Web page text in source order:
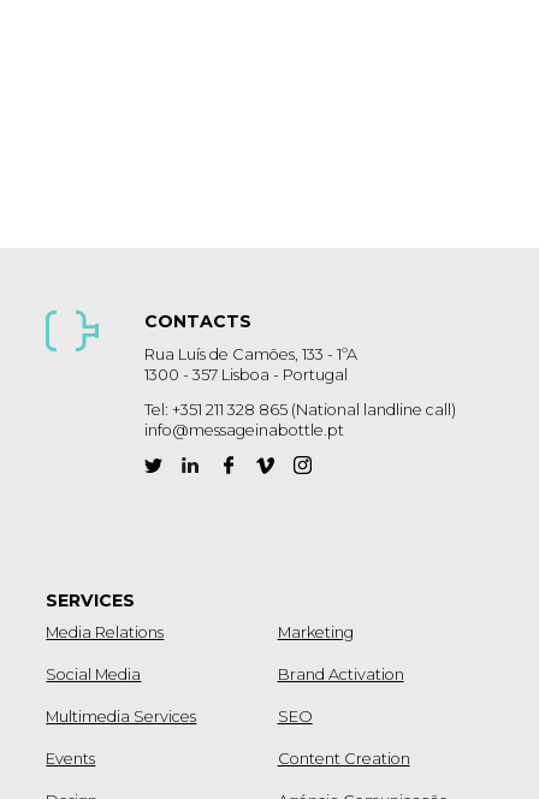
CONTACTS
Rua Luís de Camões, 133 - 1ºA
1300 - 357 Lisboa - Portugal
Tel: +351 211 328 865 (National landline call)
info@messageinabottle.pt
SERVICES
Media Relations
Social Media
Multimedia Services
Events
Marketing
Brand Activation
SEO
Content Creation